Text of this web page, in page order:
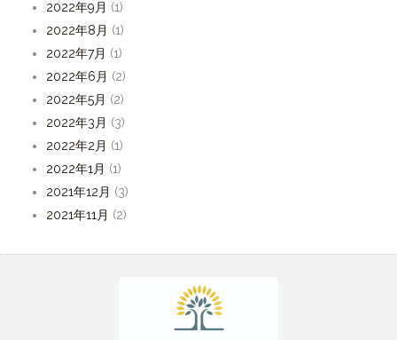
2022年9月 (1)
2022年8月 (1)
2022年7月 (1)
2022年6月 (2)
2022年5月 (2)
2022年3月 (3)
2022年2月 (1)
2022年1月 (1)
2021年12月 (3)
2021年11月 (2)